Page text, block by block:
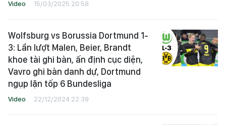
Video 15/03/2025 20:58
Wolfsburg vs Borussia Dortmund 1-
3: Lần lượt Malen, Beier, Brandt
khoe tài ghi bàn, ấn định cục diện,
Vavro ghi bàn danh dự, Dortmund
ngụp lặn tốp 6 Bundesliga
Video 22/12/2024 22:39